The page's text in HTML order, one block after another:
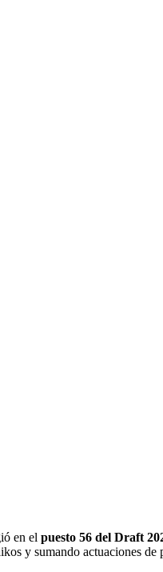
en el puesto 56 del Draft
y sumando actuaciones de